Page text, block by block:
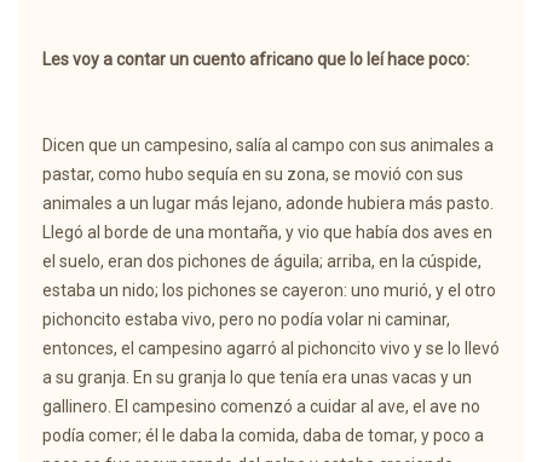
Les voy a contar un cuento africano que lo leí hace poco:
Dicen que un campesino, salía al campo con sus animales a
pastar, como hubo sequía en su zona, se movió con sus
animales a un lugar más lejano, adonde hubiera más pasto.
Llegó al borde de una montaña, y vio que había dos aves en
el suelo, eran dos pichones de águila; arriba, en la cúspide,
estaba un nido; los pichones se cayeron: uno murió, y el otro
pichoncito estaba vivo, pero no podía volar ni caminar,
entonces, el campesino agarró al pichoncito vivo y se lo llevó
a su granja. En su granja lo que tenía era unas vacas y un
gallinero. El campesino comenzó a cuidar al ave, el ave no
podía comer; él le daba la comida, daba de tomar, y poco a